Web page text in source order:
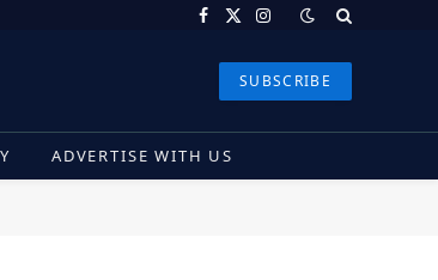
Facebook
X
Instagram
SUBSCRIBE
ADVERTISE WITH US